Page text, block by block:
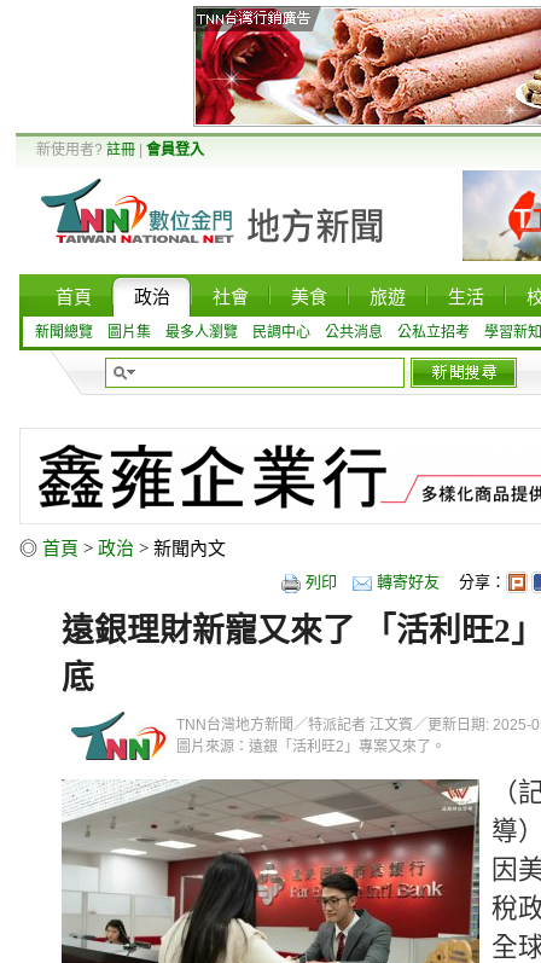
新使用者? 註冊 會員登入
首頁 政治 社會 美食 旅遊 生活
新聞總覽 圖片集 最多人瀏覽 民調中心 公共消息 公私立招考 學習新知
◎ 首頁 > 政治 > 新聞內文
列印 轉寄好友 分享：
遠銀理財新寵又來了 「活利旺2
底
TNN台灣地方新聞／特派記者 江文賓／更新日期: 2025-
圖片來源：遠銀「活利旺2」專案又來了。
（
導
因
稅
全